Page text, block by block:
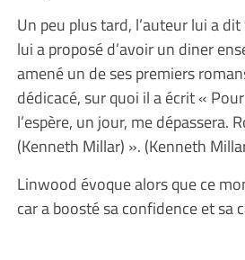
Un peu plus tard, l’auteur lui a
lui a proposé d’avoir un diner
amené un de ses premiers
dédicacé, sur quoi il a écrit «
l’espère, un jour, me dépassera.
(Kenneth Millar) ». (Kenneth
Linwood évoque alors que ce
car a boosté sa confidence et sa